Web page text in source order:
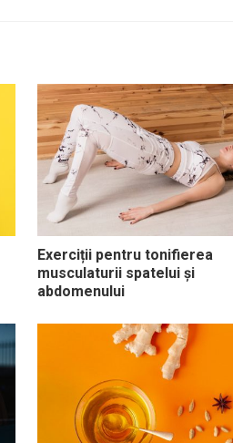
Exerciții pentru tonifierea
musculaturii spatelui și
abdomenului